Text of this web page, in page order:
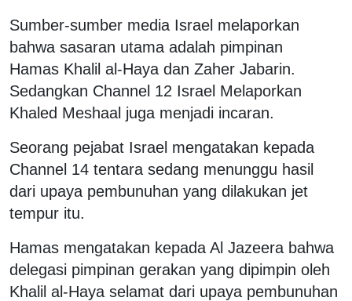
Sumber-sumber media Israel melaporkan
bahwa sasaran utama adalah pimpinan
Hamas Khalil al-Haya dan Zaher Jabarin.
Sedangkan Channel 12 Israel Melaporkan
Khaled Meshaal juga menjadi incaran.
Seorang pejabat Israel mengatakan kepada
Channel 14 tentara sedang menunggu hasil
dari upaya pembunuhan yang dilakukan jet
tempur itu.
Hamas mengatakan kepada Al Jazeera bahwa
delegasi pimpinan gerakan yang dipimpin oleh
Khalil al-Haya selamat dari upaya pembunuhan